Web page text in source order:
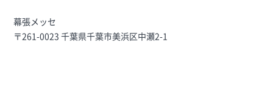
幕張メッセ
〒261-0023 千葉県千葉市美浜区中瀬2-1